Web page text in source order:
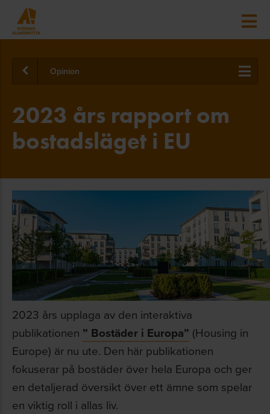
Opinion
2023 års rapport om
bostadsläget i EU
2023 års upplaga av den interaktiva
publikationen ” Bostäder i Europa” (Housing in
Europe) är nu ute. Den här publikationen
fokuserar på bostäder över hela Europa och ger
en detaljerad översikt över ett ämne som spelar
en viktig roll i allas liv.